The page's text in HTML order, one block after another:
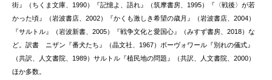
街』（ちくま文庫、1990）『記憶よ、語れ』（筑摩書房、1995）『〈戦後〉が若
かった頃』（岩波書店、2002）『かくも激しき希望の歳月』（岩波書店、2004）
『サルトル』（岩波新書、2005）『戦争文化と愛国心』（みすず書房、2018）な
ど。訳書 ニザン『番犬たち』（晶文社、1967）ボーヴォワール『別れの儀式』
（共訳、人文書院、1989）サルトル『植民地の問題』（共訳、人文書院、2000）
ほか多数。